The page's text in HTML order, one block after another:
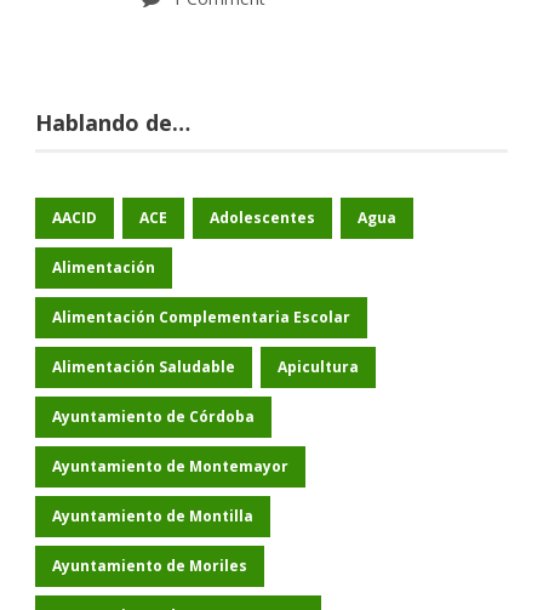
Hablando de…
AACID ACE Adolescentes Agua
Alimentación
Alimentación Complementaria Escolar
Alimentación Saludable Apicultura
Ayuntamiento de Córdoba
Ayuntamiento de Montemayor
Ayuntamiento de Montilla
Ayuntamiento de Moriles